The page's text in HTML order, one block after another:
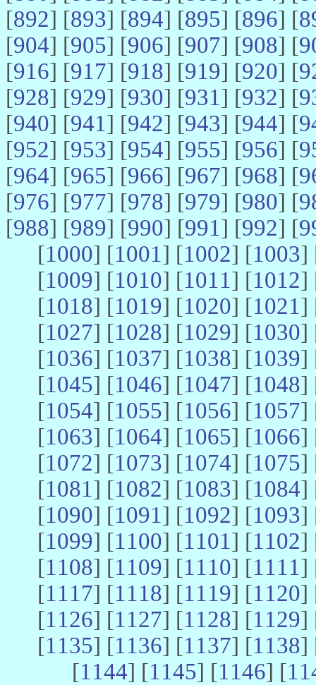
[892] [893] [894] [895] [896] [
[904] [905] [906] [907] [908] [
[916] [917] [918] [919] [920] [
[928] [929] [930] [931] [932] [
[940] [941] [942] [943] [944] [
[952] [953] [954] [955] [956] [
[964] [965] [966] [967] [968] [
[976] [977] [978] [979] [980] [
[988] [989] [990] [991] [992] [
[1000] [1001] [1002] [1003]
[1009] [1010] [1011] [1012]
[1018] [1019] [1020] [1021]
[1027] [1028] [1029] [1030]
[1036] [1037] [1038] [1039]
[1045] [1046] [1047] [1048]
[1054] [1055] [1056] [1057]
[1063] [1064] [1065] [1066]
[1072] [1073] [1074] [1075]
[1081] [1082] [1083] [1084]
[1090] [1091] [1092] [1093]
[1099] [1100] [1101] [1102]
[1108] [1109] [1110] [1111]
[1117] [1118] [1119] [1120]
[1126] [1127] [1128] [1129]
[1135] [1136] [1137] [1138]
[1144] [1145] [1146] [